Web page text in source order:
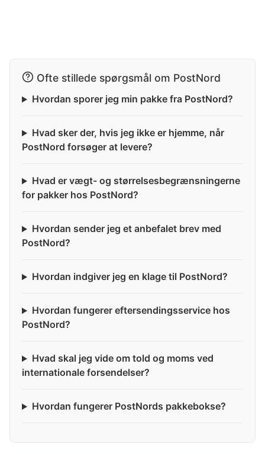
Ofte stillede spørgsmål om PostNord
Hvordan sporer jeg min pakke fra PostNord?
Hvad sker der, hvis jeg ikke er hjemme, når
PostNord forsøger at levere?
Hvad er vægt- og størrelsesbegrænsningerne
for pakker hos PostNord?
Hvordan sender jeg et anbefalet brev med
PostNord?
Hvordan indgiver jeg en klage til PostNord?
Hvordan fungerer eftersendingsservice hos
PostNord?
Hvad skal jeg vide om told og moms ved
internationale forsendelser?
Hvordan fungerer PostNords pakkebokse?